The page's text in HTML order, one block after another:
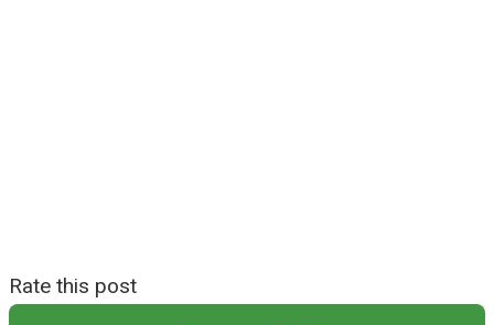
Rate this post